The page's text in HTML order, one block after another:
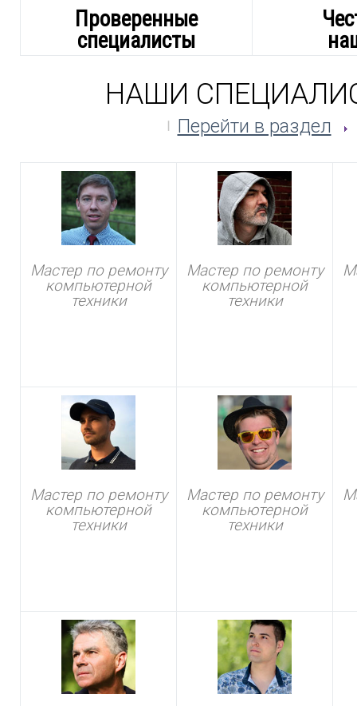
Проверенные
специалисты
НАШИ
Перейти в раздел
Мастер по ремонту
компьютерной
техники
Мастер по ремонту
компьютерной
техники
Мастер по ремонту
компьютерной
техники
Мастер по ремонту
компьютерной
техники